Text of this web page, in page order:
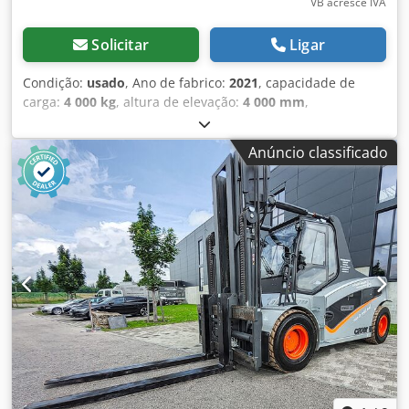
Solicitar Ligar
Condição: usado, Ano de fabrico: 2021, capacidade de
carga: 4 000 kg, altura de elevação: 4 000 mm,
4 000 mm, - Velocidade com/sem carga
24 km/h - Teto de cabine de plástico, aquecimento -
Válvulas 3 - Capacidade de carga nominal/carga nominal
5000 kg - Distância do centro de carga 500 mm - Distância
de carga 567 mm - Carga por eixo carregada kg 10780/1360
- Carga por eixo descarregada kg 3300/4060 - Largura da
via mm 1180 Dsdpfx Absztgfqsqewa - Largura da via mm
1190 - Inclinação do mastro/carrinho do garfo α/β ° 6/12 -
Altura do assento em relação ao SIP/altura do suporte mm
1315 - Altura do acoplamento mm 380 - Largura do
corredor para paletes 1000 x 1200 transversalmente Ast
mm 4597 - Largura do corredor para paletes 800 x 1200
longitudinalmente Ast mm 4797 - Raio de giro mm 2830 -
Distância mínima do ponto de articulação mm 900 -
Velocidade de condução com carga/descarregamento
Anúncio classificado